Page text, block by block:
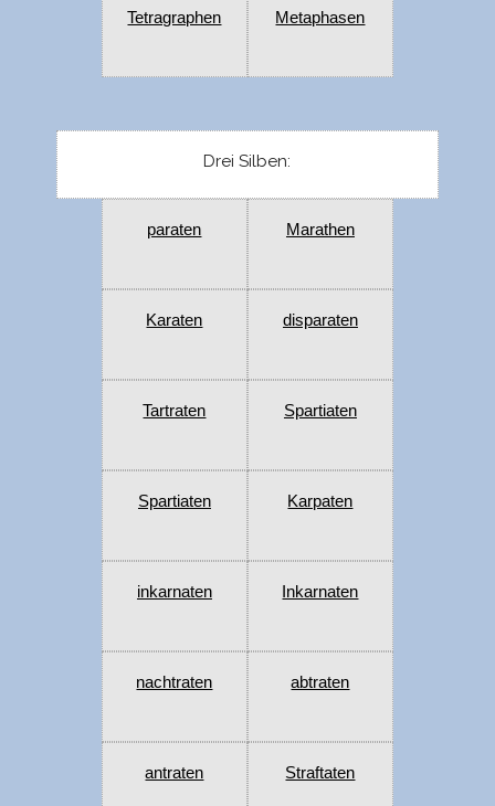
Tetragraphen Metaphasen
Drei Silben:
paraten Marathen
Karaten disparaten
Tartraten Spartiaten
Spartiaten Karpaten
inkarnaten Inkarnaten
nachtraten abtraten
antraten Straftaten